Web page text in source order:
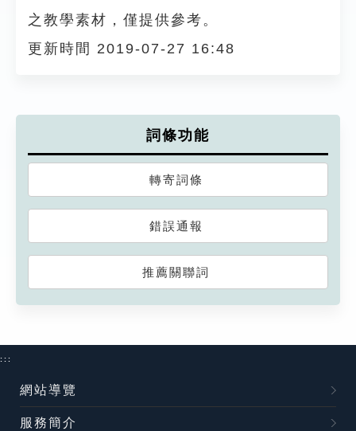
之教學素材，僅提供參考。
更新時間 2019-07-27 16:48
詞條功能
轉寄詞條
錯誤通報
推薦關聯詞
:::
網站導覽
服務簡介